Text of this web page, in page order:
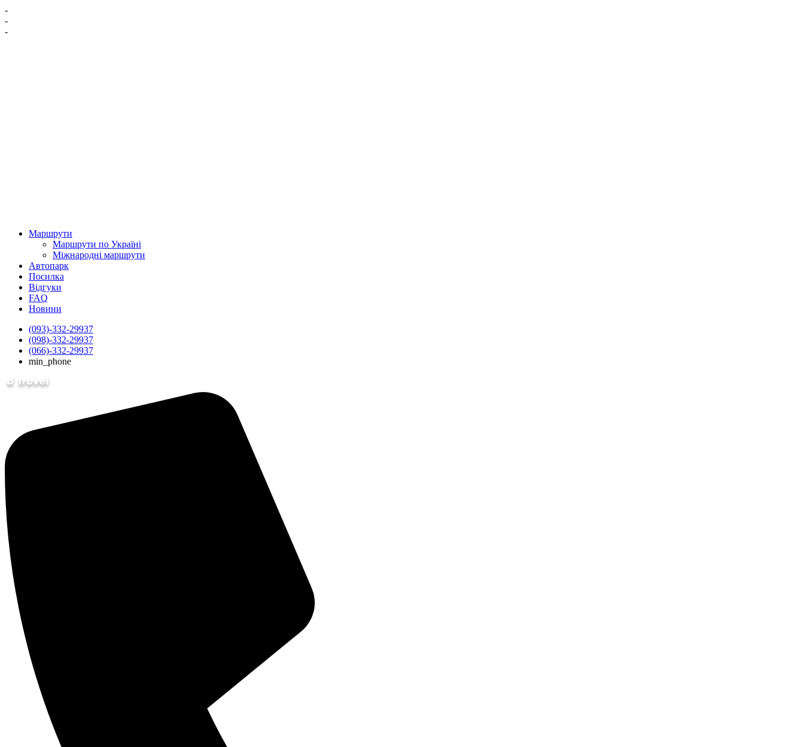
-
-
-
Маршрути
Маршрути по Україні
Міжнародні маршрути
Автопарк
Посилка
Відгуки
FAQ
Новини
(093)-332-29937
(098)-332-29937
(066)-332-29937
min_phone